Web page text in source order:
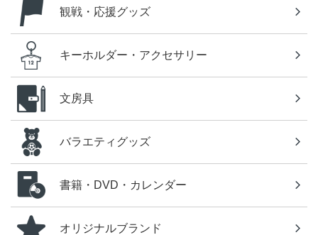
観戦・応援グッズ
キーホルダー・アクセサリー
文房具
バラエティグッズ
書籍・DVD・カレンダー
オリジナルブランド